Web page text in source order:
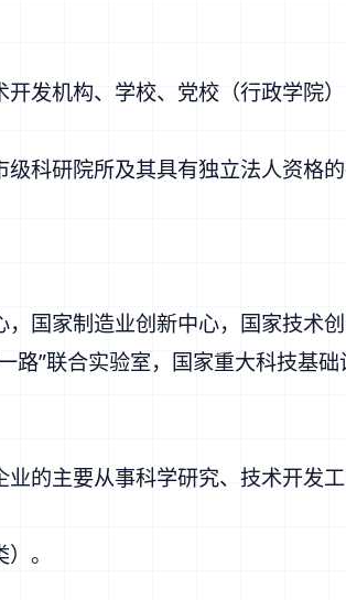
机构、学校、党校（行政学院
科研院所及其具有独立法人资格
家制造业创新中心，国家技术
路”联合实验室，国家重大科技基
的主要从事科学研究、技术开发
。